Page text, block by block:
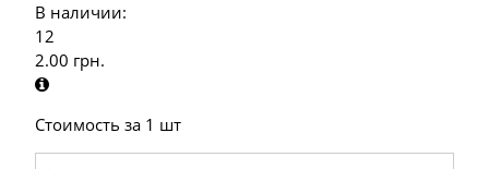
В наличии:
12
2.00 грн.
Стоимость за 1 шт